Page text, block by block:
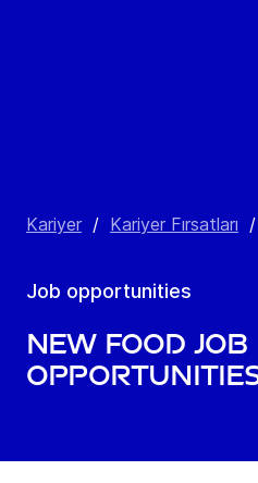
Kariyer / Kariyer Fırsatları /
Job opportunities
New Food job
opportunities